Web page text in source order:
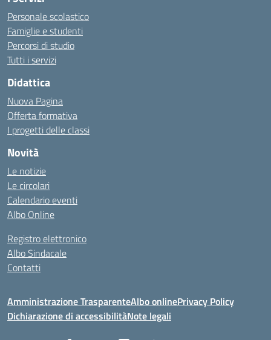
Personale scolastico
Famiglie e studenti
Percorsi di studio
Tutti i servizi
Didattica
Nuova Pagina
Offerta formativa
I progetti delle classi
Novità
Le notizie
Le circolari
Calendario eventi
Albo Online
Registro elettronico
Albo Sindacale
Contatti
Amministrazione TrasparenteAlbo onlinePrivacy Policy
Dichiarazione di accessibilitàNote legali